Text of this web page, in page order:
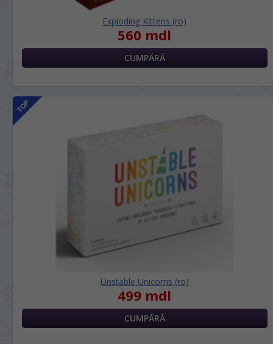
Exploding Kittens (ro)
560 mdl
Unstable Unicorns (ro)
499 mdl